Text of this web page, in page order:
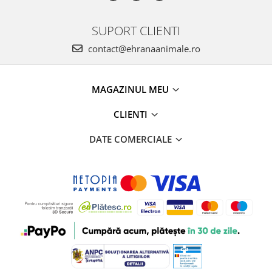
SUPORT CLIENTI
contact@ehranaanimale.ro
MAGAZINUL MEU
CLIENTI
DATE COMERCIALE